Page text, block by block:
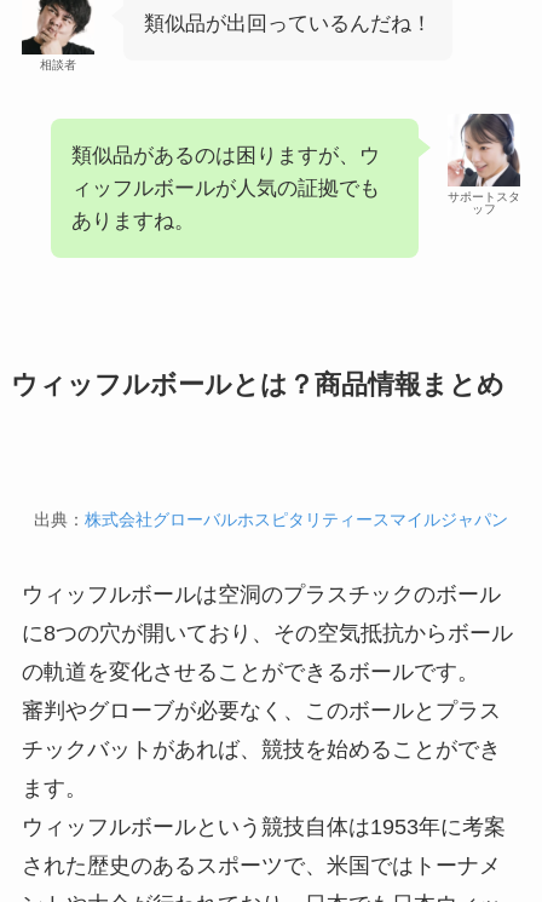
相談者
類似品が出回っているんだね！
サポートスタ
ッフ
類似品があるのは困りますが、ウ
ィッフルボールが人気の証拠でも
ありますね。
ウィッフルボールとは？商品情報まとめ
出典： 株式会社グローバルホスピタリティースマイルジャパン
ウィッフルボールは空洞のプラスチックのボール
に8つの穴が開いており、その空気抵抗からボール
の軌道を変化させることができるボールです。
審判やグローブが必要なく、このボールとプラス
チックバットがあれば、競技を始めることができ
ます。
ウィッフルボールという競技自体は1953年に考案
された歴史のあるスポーツで、米国ではトーナメ